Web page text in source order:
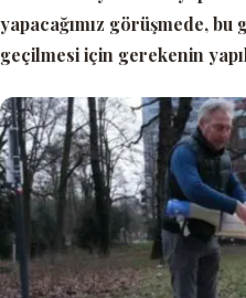
yapacağımız görüşmede,
geçilmesi için gerekenin